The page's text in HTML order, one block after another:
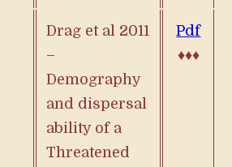
Drag et al 2011
–
Demography
and dispersal
ability of a
Threatened
Pdf
♦♦♦